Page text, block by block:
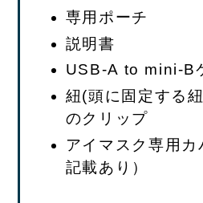
専用ポーチ
説明書
USB-A to mini-B
紐(頭に固定する
のクリップ
アイマスク専用カ
記載あり）